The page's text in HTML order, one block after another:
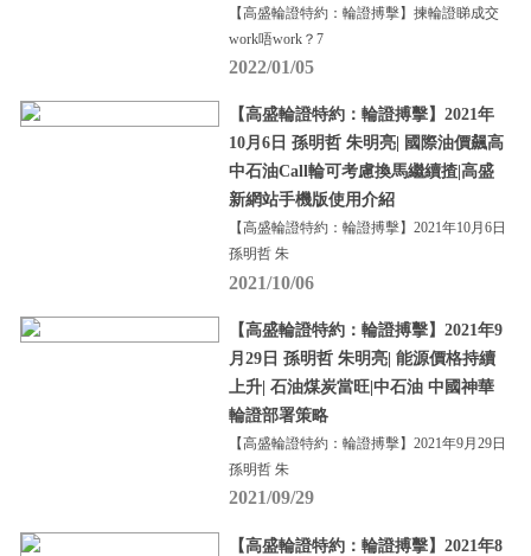
【高盛輪證特約：輪證搏擊】揀輪證睇成交
work唔work？7
2022/01/05
【高盛輪證特約：輪證搏擊】2021年
10月6日 孫明哲 朱明亮| 國際油價飆高
中石油Call輪可考慮換馬繼續揸|高盛
新網站手機版使用介紹
【高盛輪證特約：輪證搏擊】2021年10月6日
孫明哲 朱
2021/10/06
【高盛輪證特約：輪證搏擊】2021年9
月29日 孫明哲 朱明亮| 能源價格持續
上升| 石油煤炭當旺|中石油 中國神華
輪證部署策略
【高盛輪證特約：輪證搏擊】2021年9月29日
孫明哲 朱
2021/09/29
【高盛輪證特約：輪證搏擊】2021年8